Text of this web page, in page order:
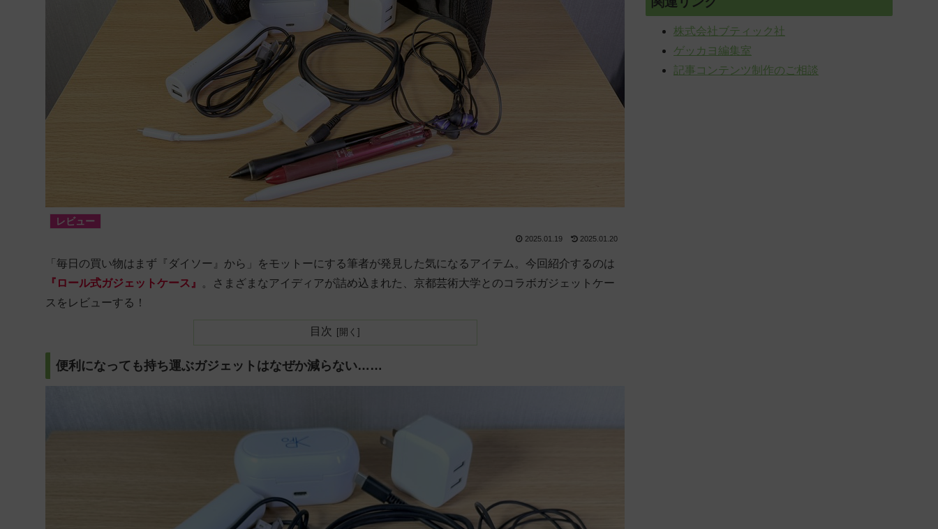
レビュー
2025.01.19 2025.01.20
「毎日の買い物はまず『ダイソー』から」をモットーにする筆者が発見した気になるアイテム。今回紹介するのは
『ロール式ガジェットケース』
。さまざまなアイディアが詰め込まれた、京都芸術大学とのコラボガジェットケー
スをレビューする！
目次
便利になっても持ち運ぶガジェットはなぜか減らない……
株式会社ブティック社
ゲッカヨ編集室
記事コンテンツ制作のご相談